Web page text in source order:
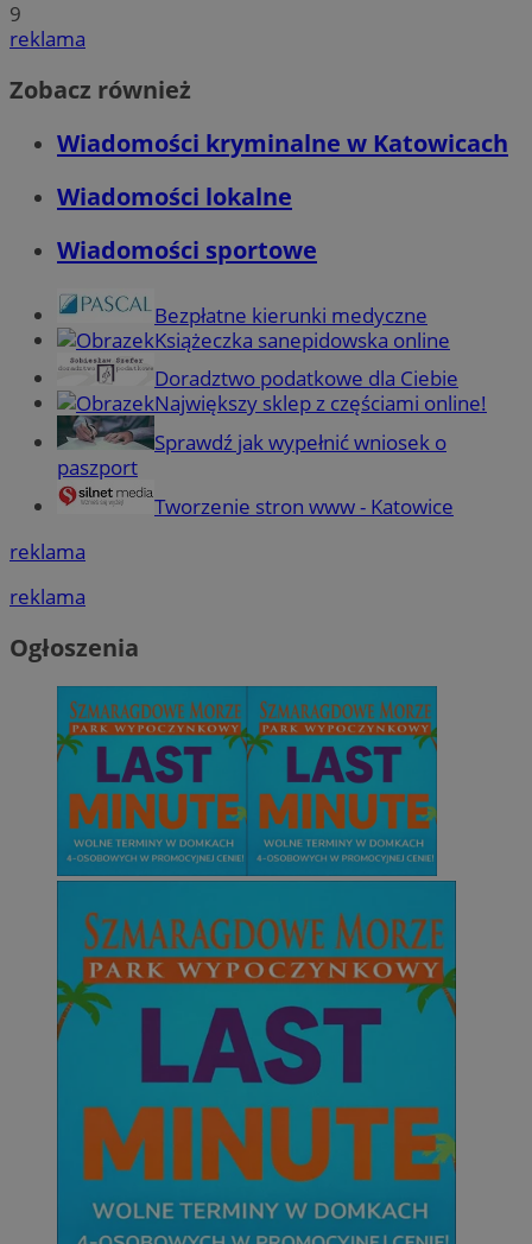
9
reklama
Zobacz również
Wiadomości kryminalne w Katowicach
Wiadomości lokalne
Wiadomości sportowe
Bezpłatne kierunki medyczne
Książeczka sanepidowska online
Doradztwo podatkowe dla Ciebie
Największy sklep z częściami online!
Sprawdź jak wypełnić wniosek o
paszport
Tworzenie stron www - Katowice
reklama
reklama
Ogłoszenia